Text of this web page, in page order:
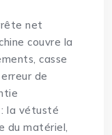
net
couvre la
casse
de
la vétusté
du matériel,